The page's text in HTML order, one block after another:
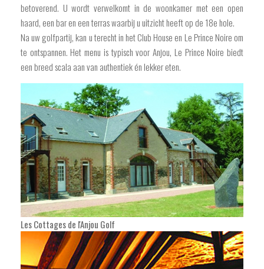
betoverend. U wordt verwelkomt in de woonkamer met een open
haard, een bar en een terras waarbij u uitzicht heeft op de 18e hole.
Na uw golfpartij, kan u terecht in het Club House en Le Prince Noire om
te ontspannen. Het menu is typisch voor Anjou, Le Prince Noire biedt
een breed scala aan van authentiek én lekker eten.
Les Cottages de l'Anjou Golf